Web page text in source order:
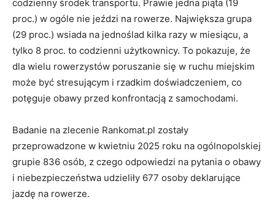
codzienny środek transportu. Prawie jedna piąta (19
proc.) w ogóle nie jeździ na rowerze. Największa grupa
(29 proc.) wsiada na jednoślad kilka razy w miesiącu, a
tylko 8 proc. to codzienni użytkownicy. To pokazuje, że
dla wielu rowerzystów poruszanie się w ruchu miejskim
może być stresującym i rzadkim doświadczeniem, co
potęguje obawy przed konfrontacją z samochodami.
Badanie na zlecenie Rankomat.pl zostały
przeprowadzone w kwietniu 2025 roku na ogólnopolskiej
grupie 836 osób, z czego odpowiedzi na pytania o obawy
i niebezpieczeństwa udzieliły 677 osoby deklarujące
jazdę na rowerze.